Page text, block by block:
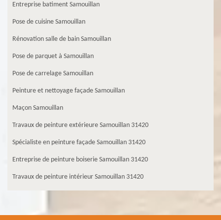
Entreprise batiment Samouillan
Pose de cuisine Samouillan
Rénovation salle de bain Samouillan
Pose de parquet à Samouillan
Pose de carrelage Samouillan
Peinture et nettoyage façade Samouillan
Maçon Samouillan
Travaux de peinture extérieure Samouillan 31420
Spécialiste en peinture façade Samouillan 31420
Entreprise de peinture boiserie Samouillan 31420
Travaux de peinture intérieur Samouillan 31420